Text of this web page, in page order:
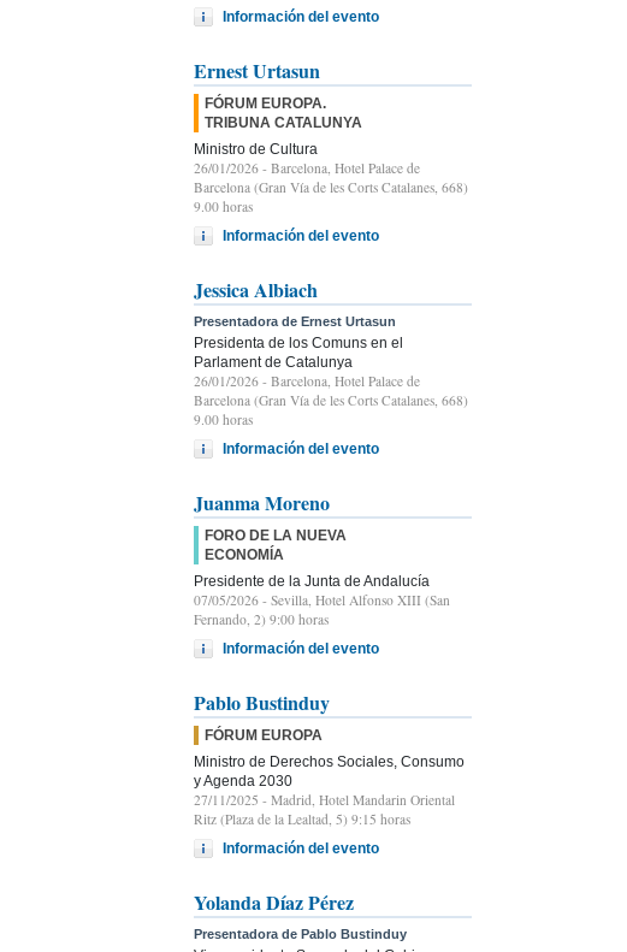
Información del evento
Ernest Urtasun
FÓRUM EUROPA.
TRIBUNA CATALUNYA
Ministro de Cultura
26/01/2026 - Barcelona, Hotel Palace de
Barcelona (Gran Vía de les Corts Catalanes, 668)
9.00 horas
Información del evento
Jessica Albiach
Presentadora de Ernest Urtasun
Presidenta de los Comuns en el
Parlament de Catalunya
26/01/2026 - Barcelona, Hotel Palace de
Barcelona (Gran Vía de les Corts Catalanes, 668)
9.00 horas
Información del evento
Juanma Moreno
FORO DE LA NUEVA
ECONOMÍA
Presidente de la Junta de Andalucía
07/05/2026 - Sevilla, Hotel Alfonso XIII (San
Fernando, 2) 9:00 horas
Información del evento
Pablo Bustinduy
FÓRUM EUROPA
Ministro de Derechos Sociales, Consumo
y Agenda 2030
27/11/2025 - Madrid, Hotel Mandarin Oriental
Ritz (Plaza de la Lealtad, 5) 9:15 horas
Información del evento
Yolanda Díaz Pérez
Presentadora de Pablo Bustinduy